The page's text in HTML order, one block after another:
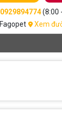
0929894774(8:00
Xem